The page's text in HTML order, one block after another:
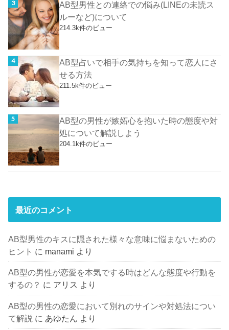
AB型男性との連絡での悩み(LINEの未読ス
ルーなど)について
214.3k件のビュー
AB型占いで相手の気持ちを知って恋人にさ
せる方法
211.5k件のビュー
AB型の男性が嫉妬心を抱いた時の態度や対
処について解説しよう
204.1k件のビュー
最近のコメント
AB型男性のキスに隠された様々な意味に悩まないための
ヒント に manami より
AB型の男性が恋愛を本気でする時はどんな態度や行動を
するの？ に アリス より
AB型の男性の恋愛において別れのサインや対処法につい
て解説 に あゆたん より